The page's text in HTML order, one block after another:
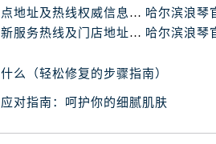
哈尔滨浪琴官方售后服务中心｜网点地址及热线权威信息公示（2026年6月最新）
哈尔滨浪琴官方售后服务中心｜全新服务热线及门店地址权威信息公示（2026年6月最新）
么（轻松修复的步骤指南）
对指南：呵护你的细腻肌肤